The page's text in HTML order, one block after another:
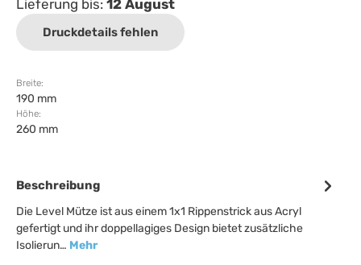
Lieferung bis: 12 August
Druckdetails fehlen
Breite:
190 mm
Höhe:
260 mm
Beschreibung
Die Level Mütze ist aus einem 1x1 Rippenstrick aus Acryl
gefertigt und ihr doppellagiges Design bietet zusätzliche
Isolierun… Mehr